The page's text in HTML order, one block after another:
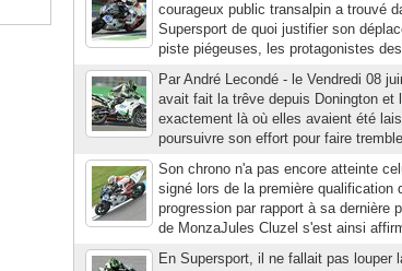
courageux public transalpin a trouvé
Supersport de quoi justifier son
piste piégeuses, les protagonistes
Par André Lecondé - le Vendredi 08
avait fait la trêve depuis Donington
exactement là où elles avaient été
poursuivre son effort pour faire
Son chrono n'a pas encore atteinte
signé lors de la première
progression par rapport à sa dernière
de MonzaJules Cluzel s'est ainsi
En Supersport, il ne fallait pas louper